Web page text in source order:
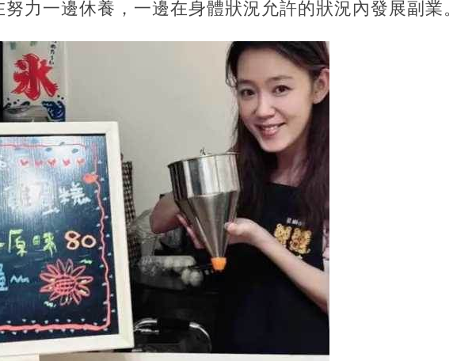
努力一邊休養，一邊在身體狀況允許的狀況內發展副業。